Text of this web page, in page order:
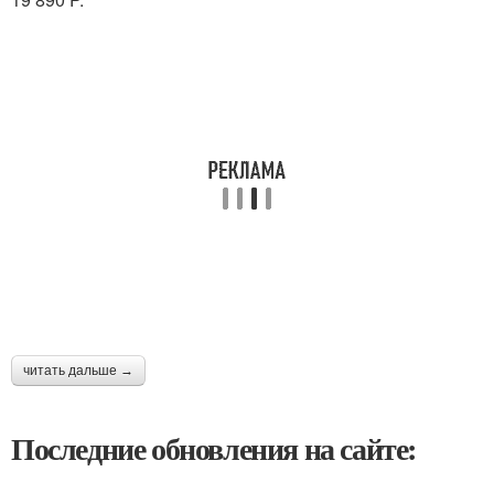
читать дальше →
Последние обновления на сайте: